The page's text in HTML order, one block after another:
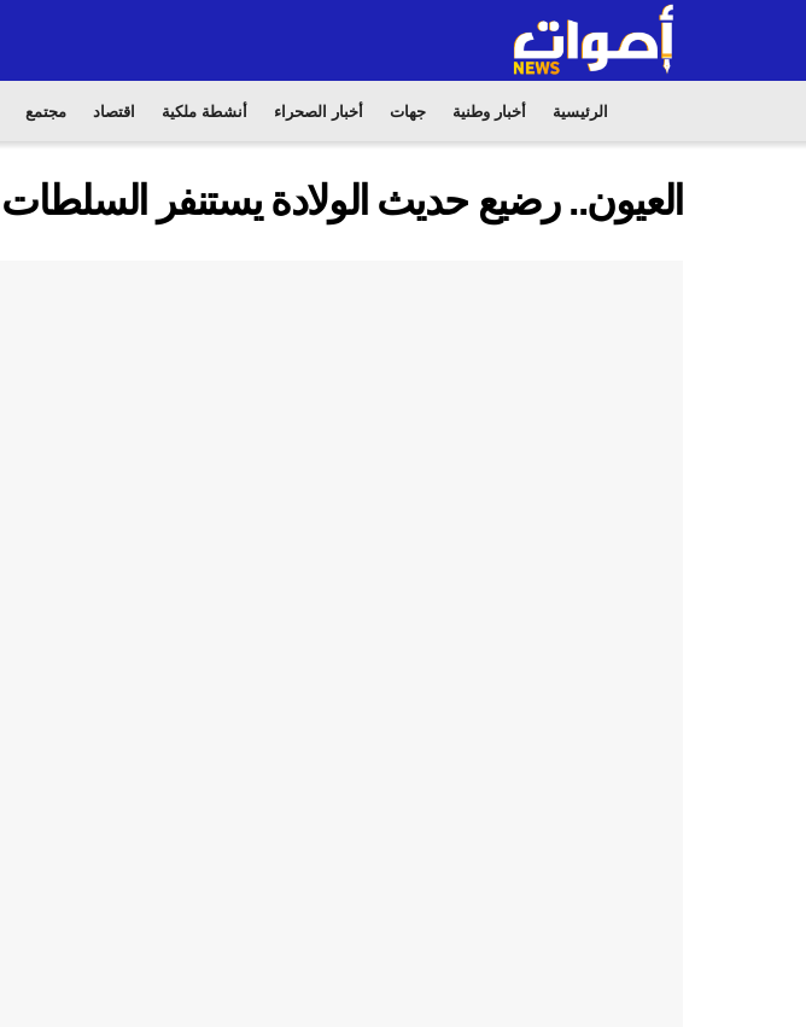
الرئيسية أخبار وطنية جهات أخبار الصحراء أنشطة ملكية اقتصاد مجتمع
العيون.. رضيع حديث الولادة يستنفر السلطات